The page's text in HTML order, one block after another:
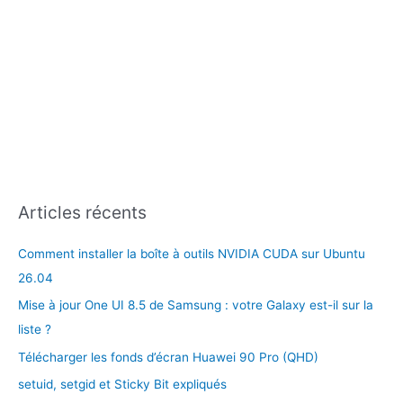
Articles récents
Comment installer la boîte à outils NVIDIA CUDA sur Ubuntu
26.04
Mise à jour One UI 8.5 de Samsung : votre Galaxy est-il sur la
liste ?
Télécharger les fonds d’écran Huawei 90 Pro (QHD)
setuid, setgid et Sticky Bit expliqués